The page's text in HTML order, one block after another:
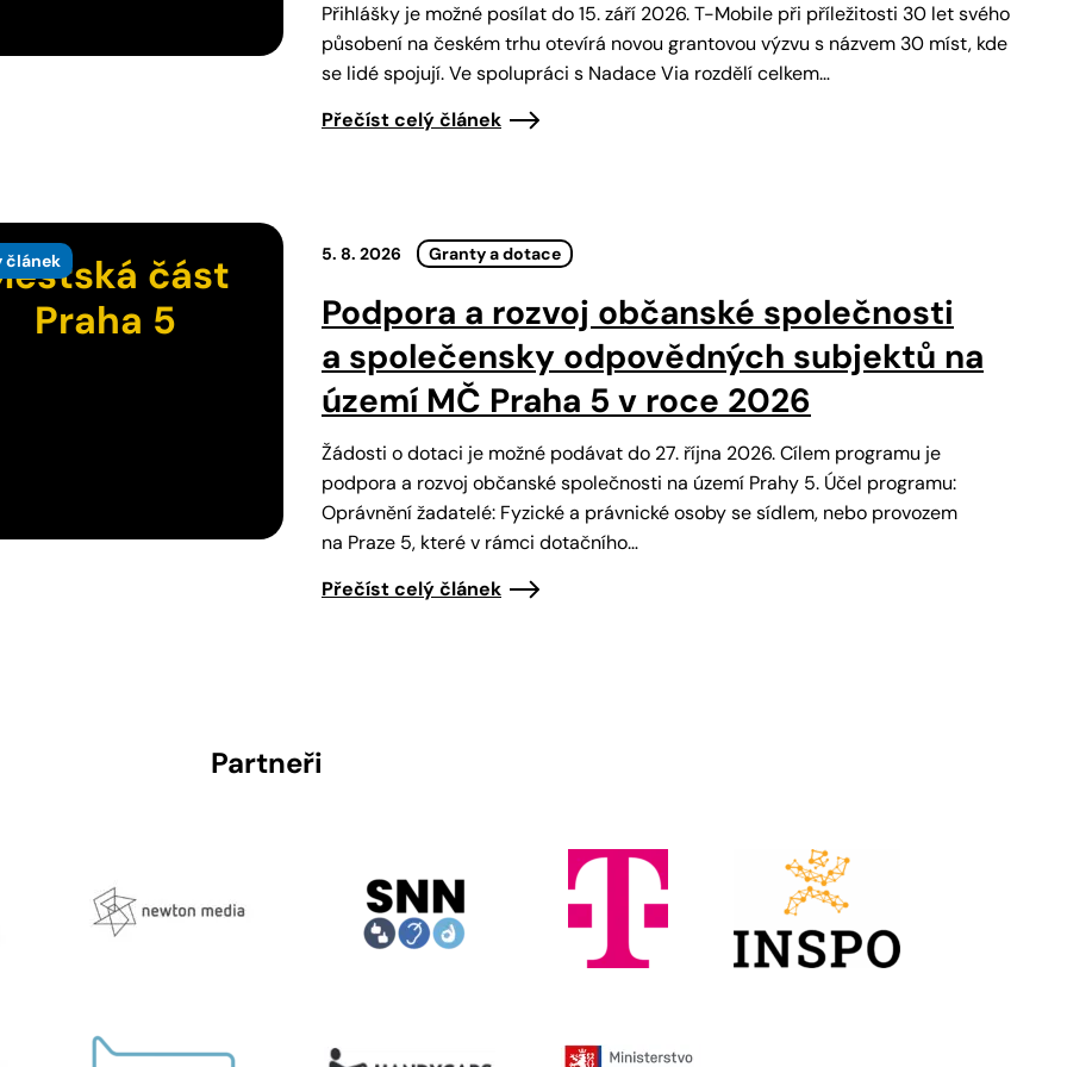
Přihlášky je možné posílat do 15. září 2026. T-Mobile při příležitosti 30 let svého
působení na českém trhu otevírá novou grantovou výzvu s názvem 30 míst, kde
se lidé spojují. Ve spolupráci s Nadace Via rozdělí celkem…
Přečíst celý článek
článek
část
Praha 5
5. 8. 2026 Granty a dotace
Podpora a rozvoj občanské společnosti
a společensky odpovědných subjektů na
území MČ Praha 5 v roce 2026
Žádosti o dotaci je možné podávat do 27. října 2026. Cílem programu je
podpora a rozvoj občanské společnosti na území Prahy 5. Účel programu:
Oprávnění žadatelé: Fyzické a právnické osoby se sídlem, nebo provozem
na Praze 5, které v rámci dotačního…
Přečíst celý článek
Partneři